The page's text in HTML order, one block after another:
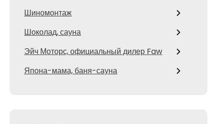
Шиномонтаж
Шоколад, сауна
Эйч Моторс, официальный дилер Faw
Япона-мама, баня-сауна